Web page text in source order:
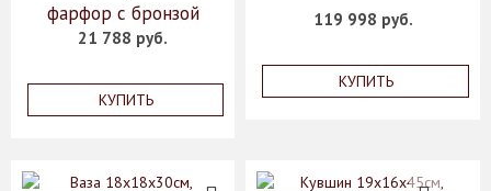
фарфор с бронзой
21 788 руб.
КУПИТЬ
119 998 руб.
КУПИТЬ